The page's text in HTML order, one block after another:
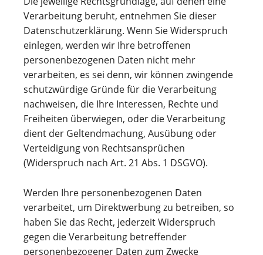
Verarbeitung beruht, entnehmen Sie dieser
Datenschutzerklärung. Wenn Sie Widerspruch
einlegen, werden wir Ihre betroffenen
personenbezogenen Daten nicht mehr
verarbeiten, es sei denn, wir können zwingende
schutzwürdige Gründe für die Verarbeitung
nachweisen, die Ihre Interessen, Rechte und
Freiheiten überwiegen, oder die Verarbeitung
dient der Geltendmachung, Ausübung oder
Verteidigung von Rechtsansprüchen
(Widerspruch nach Art. 21 Abs. 1 DSGVO).
Werden Ihre personenbezogenen Daten
verarbeitet, um Direktwerbung zu betreiben, so
haben Sie das Recht, jederzeit Widerspruch
gegen die Verarbeitung betreffender
personenbezogener Daten zum Zwecke